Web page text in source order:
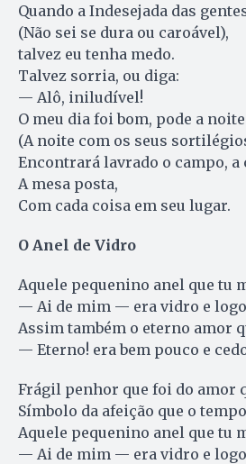
Quando a Indesejada das
(Não sei se dura ou caroável),
talvez eu tenha medo.
Talvez sorria, ou diga:
— Alô, iniludível!
O meu dia foi bom, pode a
(A noite com os seus
Encontrará lavrado o campo, a
A mesa posta,
Com cada coisa em seu lugar.
O Anel de Vidro
Aquele pequenino anel que tu
— Ai de mim — era vidro e logo
Assim também o eterno amor
— Eterno! era bem pouco e
Frágil penhor que foi do amor
Símbolo da afeição que o
Aquele pequenino anel que tu
— Ai de mim — era vidro e logo